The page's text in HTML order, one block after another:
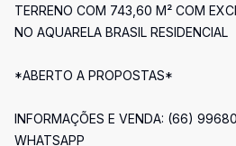
TERRENO COM 743,60 M² COM
NO AQUARELA BRASIL RESIDENCIAL
*ABERTO A PROPOSTAS*
INFORMAÇÕES E VENDA: (66)
WHATSAPP